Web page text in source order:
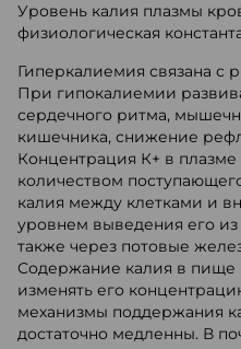
Уровень калия плазмы
физиологическая
Гиперкалиемия связана с
При гипокалиемии
сердечного ритма,
кишечника, снижение
Концентрация К+ в
количеством
калия между клетками и
уровнем выведения его
также через потовые
Содержание калия в пище
изменять его
механизмы поддержания
достаточно медленны. В